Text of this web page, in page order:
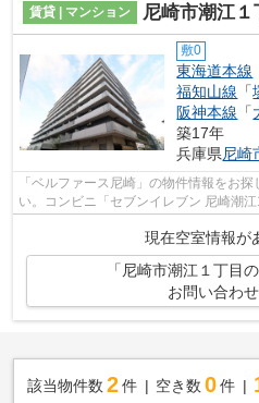
賃貸 | マンション 尼崎市潮江
敷0
東海道本線
福知山線 「
阪神本線 「
築17年
兵庫県尼崎
「ベルファース尼崎」の物件情報をお
い。コンビニ「セブンイレブン 尼崎潮
す。共用部には敷地内ごみ置き場・エレ
現在空室情報が
「尼崎市潮江１丁目
お問い合わ
該当物件数 2件 空き数 0 件